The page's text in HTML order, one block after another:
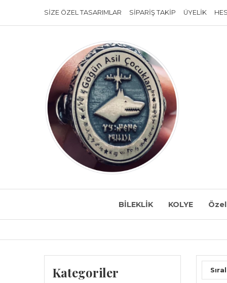
SIZE ÖZEL TASARIMLAR SIPARIŞ TAKIP ÜYELIK
BİLEKLİK KOLYE
Kategoriler